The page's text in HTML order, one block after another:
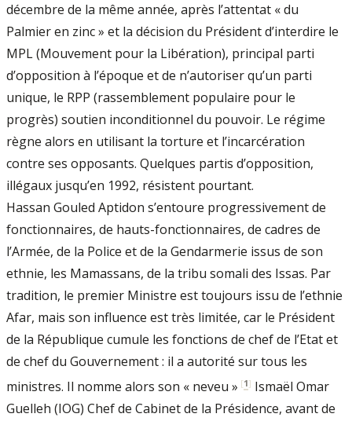
décembre de la même année, après l’attentat « du
Palmier en zinc » et la décision du Président d’interdire le
MPL (Mouvement pour la Libération), principal parti
d’opposition à l’époque et de n’autoriser qu’un parti
unique, le RPP (rassemblement populaire pour le
progrès) soutien inconditionnel du pouvoir. Le régime
règne alors en utilisant la torture et l’incarcération
contre ses opposants. Quelques partis d’opposition,
illégaux jusqu’en 1992, résistent pourtant.
Hassan Gouled Aptidon s’entoure progressivement de
fonctionnaires, de hauts-fonctionnaires, de cadres de
l’Armée, de la Police et de la Gendarmerie issus de son
ethnie, les Mamassans, de la tribu somali des Issas. Par
tradition, le premier Ministre est toujours issu de l’ethnie
Afar, mais son influence est très limitée, car le Président
de la République cumule les fonctions de chef de l’Etat et
de chef du Gouvernement : il a autorité sur tous les
ministres. Il nomme alors son « neveu » [1] Ismaël Omar
Guelleh (IOG) Chef de Cabinet de la Présidence, avant de